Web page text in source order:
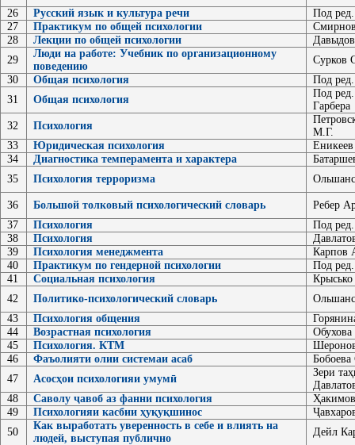
26
Русский язык и культура речи
Под
27
Практикум по общей психологии
28
Лекции по общей психологии
29
Люди на работе: Учебник по организационному
поведению
Сурков
30
Общая психология
Под
31
Общая психология
Под
Гарбера
32
Психология
М.Г.
33
Юридическая психология
34
Диагностика темперамента и характера
35
Психология терроризма
36 Большой толковый психологический словарь
Ребер
37
Психология
Под
38
Психология
39
Психология менеджмента
Карпов
40
Практикум по гендерной психологии
Под
41
Социальная психология
42
Политико-психологический словарь
43
Психология общения
44
Возрастная психология
45
Психология. КТМ
46
Фаъолияти олии системаи асаб
47
Асосҳои психологияи умумӣ
Зери
48
Саволу ҷавоб аз фанни психология
49
Психологияи касбии ҳуқуқшинос
50
Как выработать уверенность в себе и влиять на
людей, выступая публично
Дейл